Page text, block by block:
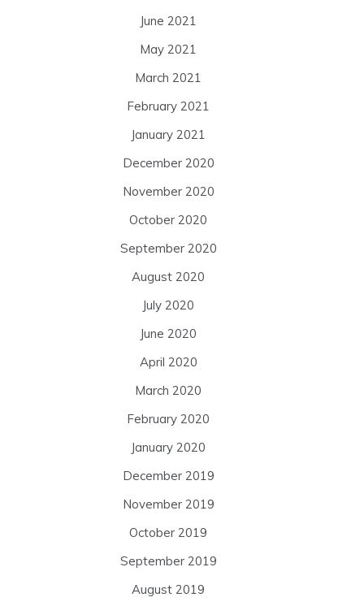
June 2021
May 2021
March 2021
February 2021
January 2021
December 2020
November 2020
October 2020
September 2020
August 2020
July 2020
June 2020
April 2020
March 2020
February 2020
January 2020
December 2019
November 2019
October 2019
September 2019
August 2019